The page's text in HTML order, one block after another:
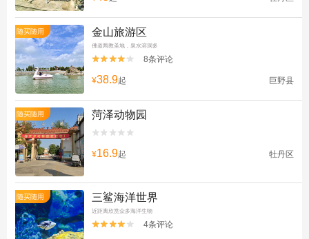
随买随用 金山旅游区
佛道两教圣地，泉水溶洞多

 8条评论
¥38.9起 巨野县
随买随用 菏泽动物园


¥16.9起 牡丹区
随买随用 三鲨海洋世界
近距离欣赏众多海洋生物

 4条评论